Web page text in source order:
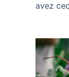
avez